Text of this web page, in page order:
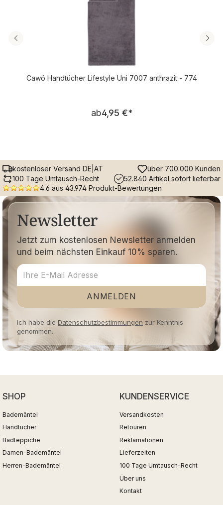
Cawö Handtücher Lifestyle Uni 7007 anthrazit - 774
Regulärer Preis:
ab4,95 €*
kostenloser Versand DE|AT
über 700.000 Kunden
100 Tage Umtausch-Recht
52.840 Artikel sofort lieferbar
4.6 aus 43.974 Produkt-Bewertungen
Newsletter
Jetzt zum kostenlosen Newsletter anmelden
und beim nächsten Einkauf 10% sparen.
ANMELDEN
Ich habe die Datenschutzbestimmungen zur Kenntnis
genommen.
SHOP
Bademäntel
Handtücher
Badteppiche
Damen-Bademäntel
Herren-Bademäntel
KUNDENSERVICE
Versandkosten
Retouren
Reklamationen
Lieferzeiten
100 Tage Umtausch-Recht
Über uns
Kontakt